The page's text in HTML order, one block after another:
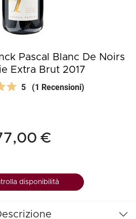
Pascal Blanc De Noirs
Extra Brut 2017
5 (1 Recensioni)
€
disponibilità